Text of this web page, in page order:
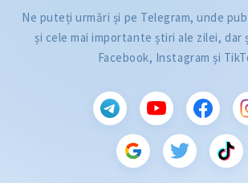
Ne puteți urmări și pe Telegram, unde
și cele mai importante știri ale zilei, dar
Facebook, Instagram și